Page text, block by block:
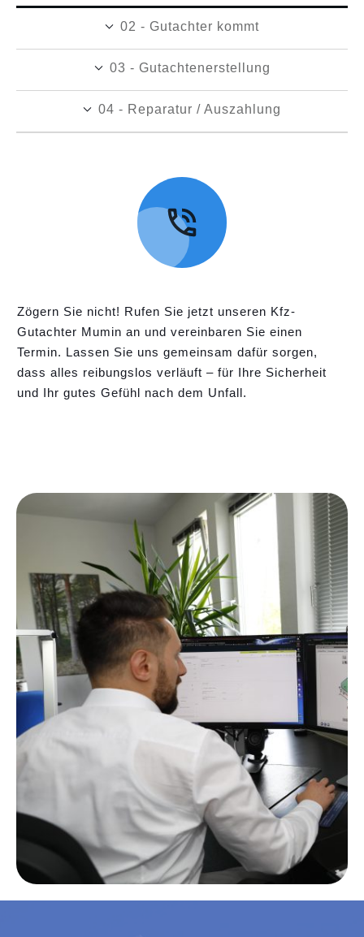
02 - Gutachter kommt
03 - Gutachtenerstellung
04 - Reparatur / Auszahlung
Zögern Sie nicht! Rufen Sie jetzt unseren Kfz-
Gutachter Mumin an und vereinbaren Sie einen
Termin. Lassen Sie uns gemeinsam dafür sorgen,
dass alles reibungslos verläuft – für Ihre Sicherheit
und Ihr gutes Gefühl nach dem Unfall.